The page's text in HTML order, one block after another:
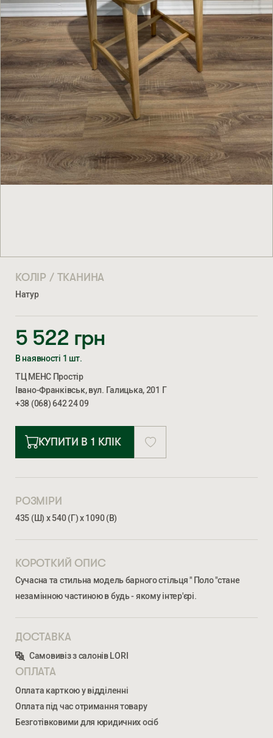
КОЛІР / ТКАНИНА
Натур
5 522 грн
В наявності 1 шт.
ТЦ МЕНС Простір
Івано-Франківськ, вул. Галицька, 201 Г
+38 (068) 642 24 09
КУПИТИ В 1 КЛІК
РОЗМІРИ
435 (Ш) х 540 (Г) х 1090 (В)
КОРОТКИЙ ОПИС
Сучасна та стильна модель барного стільця " Поло "стане
незамінною частиною в будь - якому інтер'єрі.
ДОСТАВКА
Самовивіз з салонів LORI
ОПЛАТА
Оплата карткою у відділенні
Оплата під час отримання товару
Безготівковими для юридичних осіб
Ми відкриті для співпраці з компаніями, які займаються
облаштуванням житлової та комерційної нерухомості
ВВЕДІТЬ ВАШЕ ПРІЗВИЩЕ ТА ІМ’Я *